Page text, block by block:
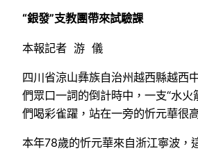
“銀發”支教團帶來試驗課
本報記者 游 儀
四川省涼山彝族自治州越西縣越西
們眾口一詞的倒計時中，一支“水火
們喝彩雀躍，站在一旁的忻元華很
本年78歲的忻元華來自浙江寧波，